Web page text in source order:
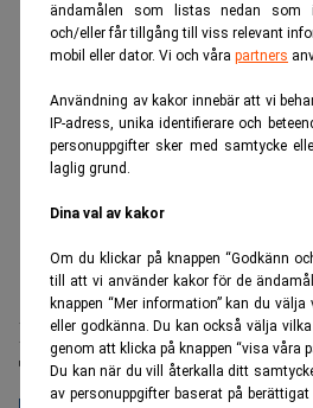
ändamålen som listas nedan som
och/eller får tillgång till viss relevant
mobil eller dator. Vi och våra partners
Användning av kakor innebär att vi
IP-adress, unika identifierare och
personuppgifter sker med samtycke
laglig grund.
Dina val av kakor
Om du klickar på knappen “Godkänn
till att vi använder kakor för de
knappen “Mer information” kan du
eller godkänna. Du kan också välja
genom att klicka på knappen “visa våra
Du kan när du vill återkalla ditt
av personuppgifter baserat på
Realtid.se Börs & finans
Reportrar stäms –
Trumps lyxplan